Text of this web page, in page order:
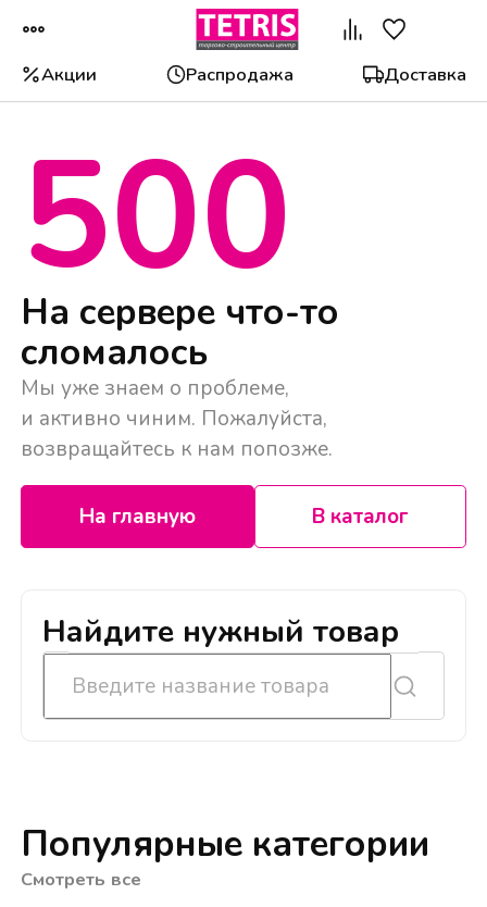
Акции Распродажа Доставка
500
На сервере что-то
сломалось
Мы уже знаем о проблеме,
и активно чиним. Пожалуйста,
возвращайтесь к нам попозже.
На главную В каталог
Найдите нужный товар
Популярные категории
Смотреть все